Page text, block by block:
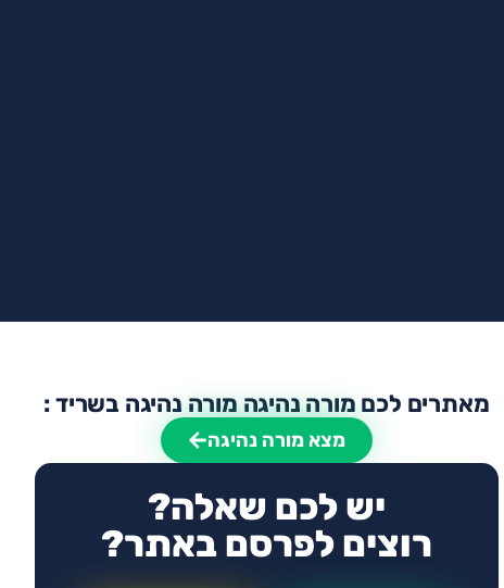
מאתרים לכם מורה נהיגה מורה נהיגה בשריד :
מצא מורה נהיגה
יש לכם שאלה?
רוצים לפרסם באתר?